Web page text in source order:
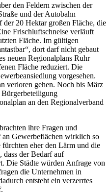
den Feldern zwischen der
und der Autobahn
20 Hektar großen Fläche, die
Frischluftschneise verläuft
Fläche. Im gültigen
dort darf nicht gebaut
neuen Regionalplans Ruhr
Fläche reduziert. Die
vorgesehen.
verloren gehen. Noch bis März
an den Regionalverband
ihre Fragen und
Gewerbeflächen wirklich so
eher den Lärm und die
dass der Bedarf auf
Die Städte würden Anfrage von
die Unternehmen in
entsteht ein verzerrtes